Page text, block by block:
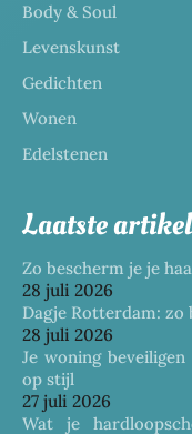
Body & Soul
Levenskunst
Gedichten
Wonen
Edelstenen
Laatste
Zo bescherm je je
28 juli 2026
Dagje Rotterdam: zo
28 juli 2026
Je woning
op stijl
27 juli 2026
Wat je